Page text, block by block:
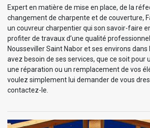
Expert en matière de mise en place, de la
changement de charpente et de couverture,
un couvreur charpentier qui son savoir-faire
profiter de travaux d’une qualité
Nousseviller Saint Nabor et ses environs dans
avez besoin de ses services, que ce soit pour
une réparation ou un remplacement de vos
voulez simplement lui demander de vous
contactez-le.